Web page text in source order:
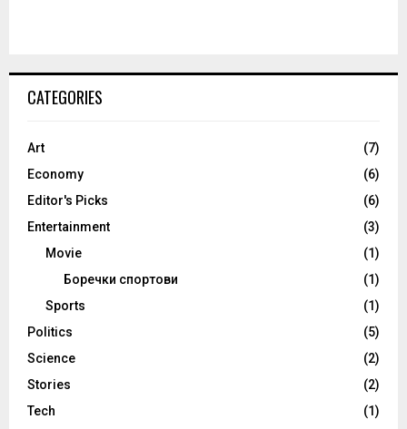
CATEGORIES
Art
(7)
Economy
(6)
Editor's Picks
(6)
Entertainment
(3)
Movie
(1)
Боречки спортови
(1)
Sports
(1)
Politics
(5)
Science
(2)
Stories
(2)
Tech
(1)